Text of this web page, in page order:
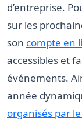
d’entreprise.
sur les
son compte en
accessibles et
événements.
année
organisés par